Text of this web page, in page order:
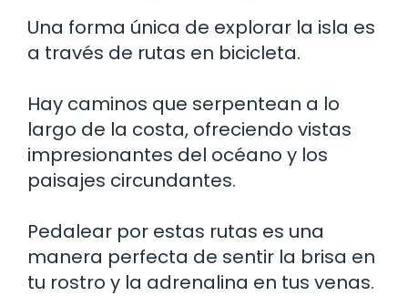
Una forma única de explorar la isla es
a través de rutas en bicicleta.
Hay caminos que serpentean a lo
largo de la costa, ofreciendo vistas
impresionantes del océano y los
paisajes circundantes.
Pedalear por estas rutas es una
manera perfecta de sentir la brisa en
tu rostro y la adrenalina en tus venas.